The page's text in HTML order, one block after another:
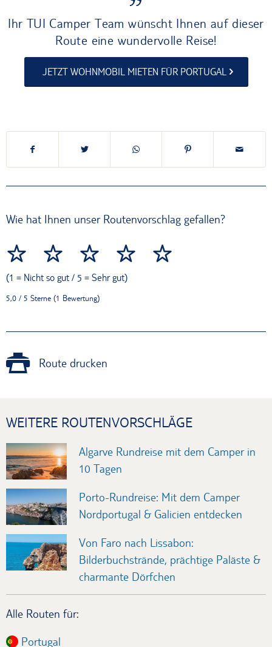
Ihr TUI Camper Team wünscht Ihnen auf dieser
Route eine wundervolle Reise!
JETZT WOHNMOBIL MIETEN FÜR PORTUGAL
Wie hat Ihnen unser Routenvorschlag gefallen?
(1 = Nicht so gut / 5 = Sehr gut)
5,0 / 5 Sterne (1 Bewertung)
Route drucken
WEITERE ROUTENVORSCHLÄGE
Algarve Rundreise mit dem Camper in
10 Tagen
Porto-Rundreise: Mit dem Camper
Nordportugal & Galicien entdecken
Von Faro nach Lissabon:
Bilderbuchstrände, prächtige Paläste &
charmante Dörfchen
Alle Routen für:
Portugal